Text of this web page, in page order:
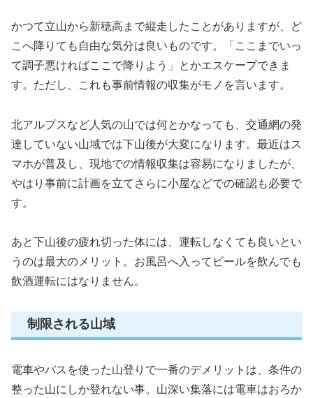
かつて立山から新穂高まで縦走したことがありますが、ど
こへ降りても自由な気分は良いものです。「ここまでいっ
て調子悪ければここで降りよう」とかエスケープできま
す。ただし、これも事前情報の収集がモノを言います。
北アルプスなど人気の山では何とかなっても、交通網の発
達していない山域では下山後が大変になります。最近はス
マホが普及し、現地での情報収集は容易になりましたが、
やはり事前に計画を立てさらに小屋などでの確認も必要で
す。
あと下山後の疲れ切った体には、運転しなくても良いとい
うのは最大のメリット。お風呂へ入ってビールを飲んでも
飲酒運転にはなりません。
制限される山域
電車やバスを使った山登りで一番のデメリットは、条件の
整った山にしか登れない事。山深い集落には電車はおろか